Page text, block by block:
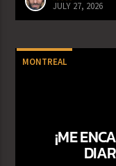
JULY 27, 2026
MONTREAL
¡ME